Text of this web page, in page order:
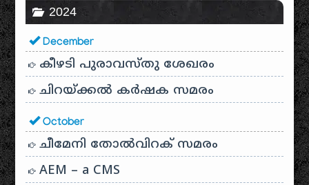
2024
December
കീഴടി പുരാവസ്തു ശേഖരം
ചിറയ്ക്കൽ കർഷക സമരം
October
ചീമേനി തോൽവിറക് സമരം
AEM – a CMS